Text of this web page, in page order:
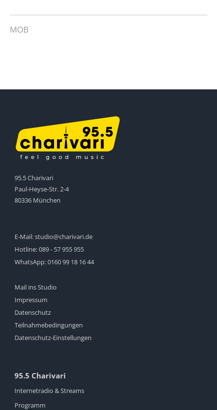
MOB
95.5 Charivari
Paul-Heyse-Str. 2-4
80336 München
E-Mail:studio@charivari.de
Hotline:089 - 57 955 955
WhatsApp:0160 99 18 16 44
Mail ins Studio
Impressum
Datenschutz
Teilnahmebedingungen
Datenschutz-Einstellungen
95.5 Charivari
Internetradio & Streams
Programm